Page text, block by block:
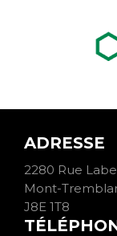
ADRESSE
2280 Rue
Mont-
J8E 1T8